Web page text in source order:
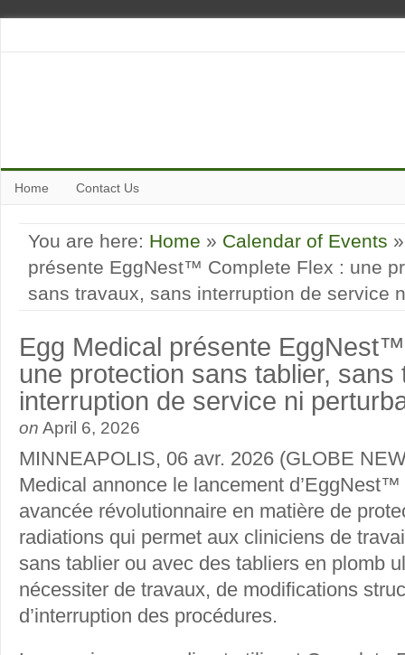
Home Contact Us
You are here: Home » Calendar of Events
présente EggNest™ Complete Flex : une
sans travaux, sans interruption de service
Egg Medical présente
une protection sans tablier,
interruption de service ni
on April 6, 2026
MINNEAPOLIS, 06 avr. 2026 (GLOBE
Medical annonce le lancement
avancée révolutionnaire en matière de
radiations qui permet aux cliniciens de
sans tablier ou avec des tabliers en plomb
nécessiter de travaux, de modifications
d’interruption des procédures.